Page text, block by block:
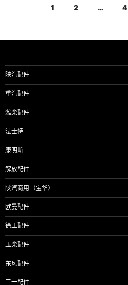
导
1 2 … 4
陕汽配件
重汽配件
潍柴配件
法士特
康明斯
解放配件
陕汽商用（宝华）
欧曼配件
徐工配件
玉柴配件
东风配件
三一配件